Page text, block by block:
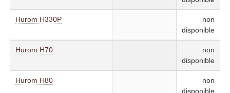
Hurom H330P
non
disponible
Hurom H70
non
disponible
Hurom H80
non
disponible